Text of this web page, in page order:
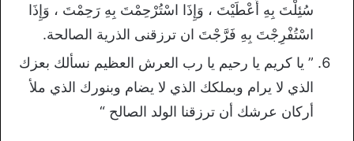
سُئِلْتَ بِهِ أَعْطَيْتَ ، وَإِذَا اسْتُرْحِمْتَ بِهِ رَحِمْتَ ، وَإِذَا
اسْتُفْرِجْتَ بِهِ فَرَّجْتَ ان ترزقنى الذرية الصالحة.
‏” يا كريم يا رحيم يا رب العرش العظيم نسألك بعزك
الذي لا يرام وبملكك الذي لا ‏يضام وبنورك الذي ملأ
أركان عرشك أن ترزقنا الولد الصالح “